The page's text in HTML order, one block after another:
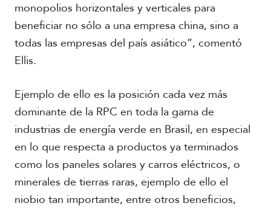
monopolios horizontales y verticales para
beneficiar no sólo a una empresa china, sino a
todas las empresas del país asiático”, comentó
Ellis.
Ejemplo de ello es la posición cada vez más
dominante de la RPC en toda la gama de
industrias de energía verde en Brasil, en especial
en lo que respecta a productos ya terminados
como los paneles solares y carros eléctricos, o
minerales de tierras raras, ejemplo de ello el
niobio tan importante, entre otros beneficios,